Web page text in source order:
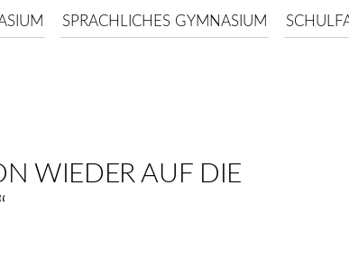
SPRACHLICHES GYMNASIUM
WIEDER AUF DIE